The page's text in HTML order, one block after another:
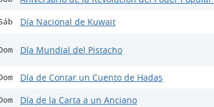
Día Nacional de Kuwait
Día Mundial del Pistacho
Día de Contar un Cuento de Hadas
Día de la Carta a un Anciano